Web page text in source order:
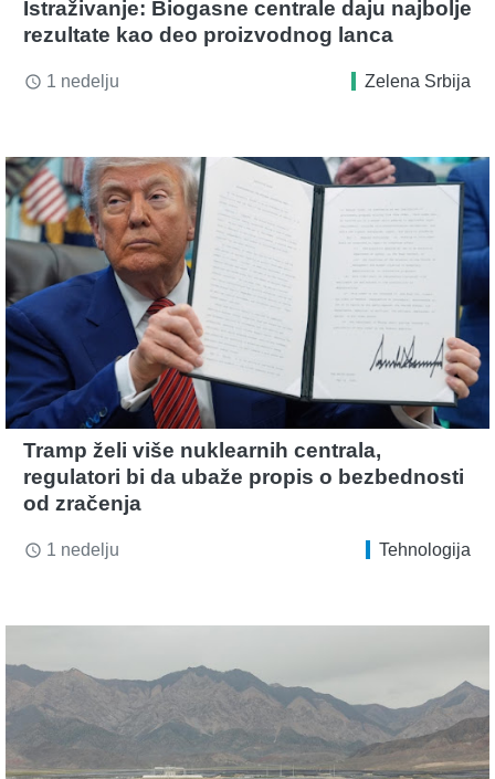
Istraživanje: Biogasne centrale daju najbolje
rezultate kao deo proizvodnog lanca
access_time 1 nedelju Zelena Srbija
Tramp želi više nuklearnih centrala,
regulatori bi da ubaže propis o bezbednosti
od zračenja
access_time 1 nedelju Tehnologija